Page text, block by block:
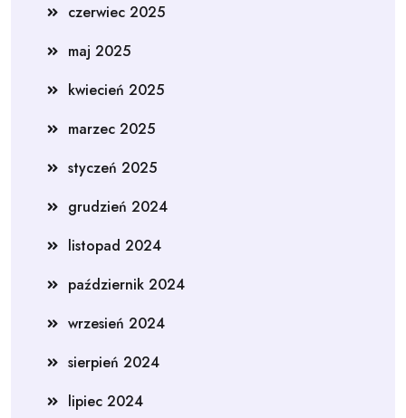
czerwiec 2025
maj 2025
kwiecień 2025
marzec 2025
styczeń 2025
grudzień 2024
listopad 2024
październik 2024
wrzesień 2024
sierpień 2024
lipiec 2024